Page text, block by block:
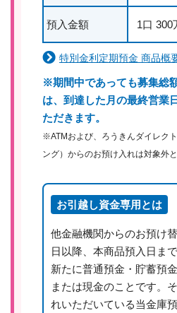
預入金額 1口 300
特別金利定期預金 商品概
※期間中であっても募集総
は、到達した月の最終営業
ただきます。
※ATMおよび、ろうきんダイレク
ング）からのお預け入れは対象外と
お引越し資金専用とは
他金融機関からのお預け
日以降、本商品預入日ま
新たに普通預金・貯蓄預
または現金のことです。
れいただいている当金庫